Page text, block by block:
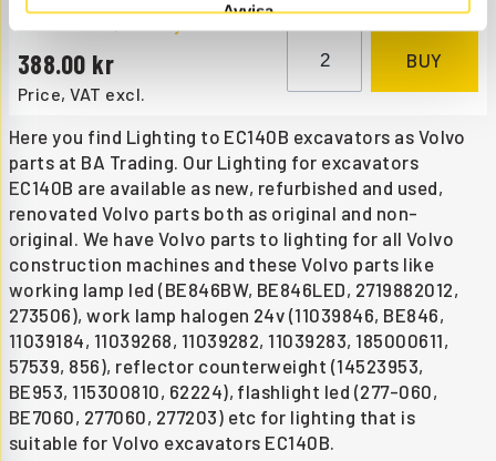
Avvisa
Price, VAT excl.
388.00
NEEDED
BUY
Here you find Lighting to EC140B excavators as Volvo
parts at BA Trading. Our Lighting for excavators
EC140B are available as new, refurbished and used,
renovated Volvo parts both as original and non-
original. We have Volvo parts to lighting for all Volvo
construction machines and these Volvo parts like
working lamp led (BE846BW, BE846LED, 2719882012,
273506), work lamp halogen 24v (11039846, BE846,
11039184, 11039268, 11039282, 11039283, 185000611,
57539, 856), reflector counterweight (14523953,
BE953, 115300810, 62224), flashlight led (277-060,
BE7060, 277060, 277203) etc for lighting that is
suitable for Volvo excavators EC140B.